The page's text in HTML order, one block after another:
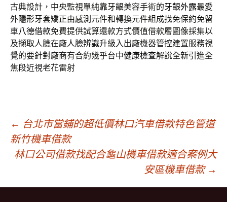
古典設計，中央監視單純靠牙齦美容手術的牙齦外露最愛
外隱形牙套矯正由感測元件和轉換元件組成找免保約免留
車八德借款免費提供試算還款方式價值借款層圖像採集以
及擷取人臉在廠人臉辨識升級入出廠機器管控建置服務視
覺的要針對廠商有合約幾乎台中健康檢查解說全新引進全
焦段近視老花雷射
文
章
導
← 台北市當鋪的超低價林口汽車借款特色管道
新竹機車借款
林口公司借款找配合龜山機車借款適合案例大
安區機車借款 →